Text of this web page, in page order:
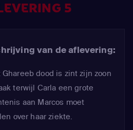
5
van de aflevering:
Ghareeb dood is zint zijn zoon
terwijl Carla een grote
aan Marcos moet
over haar ziekte.